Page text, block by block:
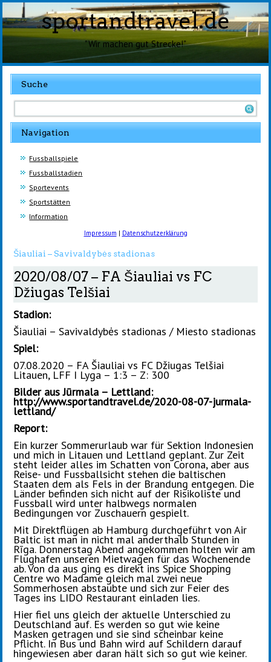
sportandtravel.de
"Wir machen gut Strecke!"
Suche
Navigation
Fussballspiele
Fussballstadien
Sportevents
Sportstätten
Information
Impressum | Datenschutzerklärung
Šiauliai – Savivaldybės stadionas
2020/08/07 – FA Šiauliai vs FC
Džiugas Telšiai
Stadion:
Šiauliai – Savivaldybės stadionas / Miesto stadionas
Spiel:
07.08.2020 – FA Šiauliai vs FC Džiugas Telšiai
Litauen, LFF I Lyga – 1:3 – Z: 300
Bilder aus Jūrmala – Lettland:
http://www.sportandtravel.de/2020-08-07-jurmala-
lettland/
Report:
Ein kurzer Sommerurlaub war für Sektion Indonesien
und mich in Litauen und Lettland geplant. Zur Zeit
steht leider alles im Schatten von Corona, aber aus
Reise- und Fussballsicht stehen die baltischen
Staaten dem als Fels in der Brandung entgegen. Die
Länder befinden sich nicht auf der Risikoliste und
Fussball wird unter halbwegs normalen
Bedingungen vor Zuschauern gespielt.
Mit Direktflügen ab Hamburg durchgeführt von Air
Baltic ist man in nicht mal anderthalb Stunden in
Rīga. Donnerstag Abend angekommen holten wir am
Flughafen unseren Mietwagen für das Wochenende
ab. Von da aus ging es direkt ins Spice Shopping
Centre wo Madame gleich mal zwei neue
Sommerhosen abstaubte und sich zur Feier des
Tages ins LIDO Restaurant einladen lies.
Hier fiel uns gleich der aktuelle Unterschied zu
Deutschland auf. Es werden so gut wie keine
Masken getragen und sie sind scheinbar keine
Pflicht. In Bus und Bahn wird auf Schildern darauf
hingewiesen aber daran hält sich so gut wie keiner.